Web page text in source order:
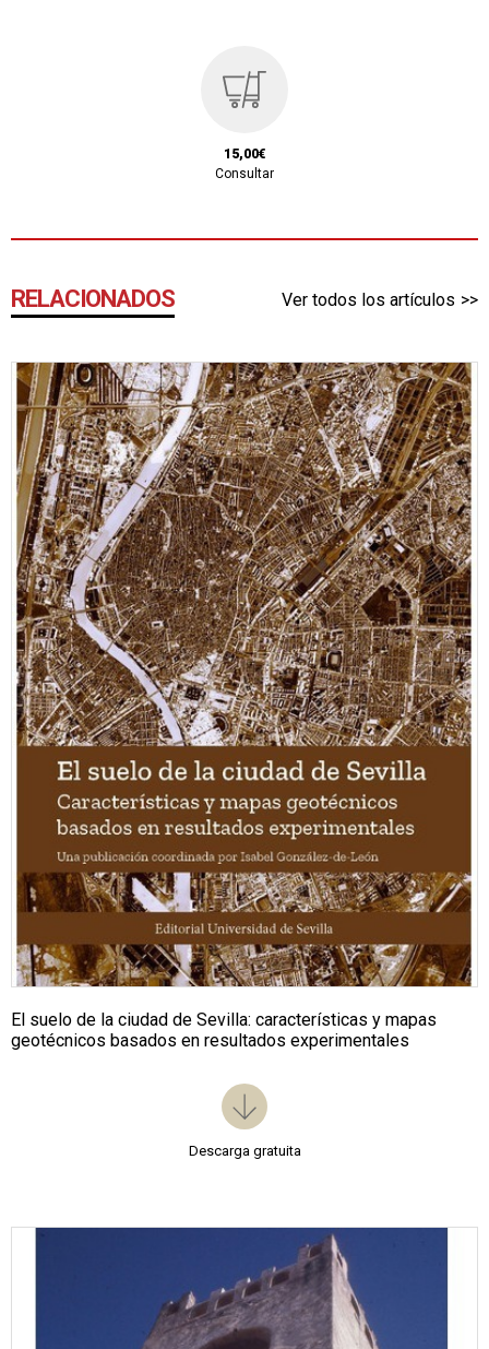
15,00€
Consultar
RELACIONADOS Ver todos los artículos
El suelo de la ciudad de Sevilla: características y mapas
geotécnicos basados en resultados experimentales
Descarga gratuita